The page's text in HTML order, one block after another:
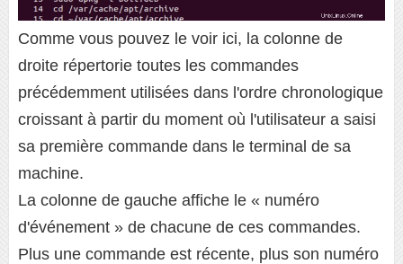
Comme vous pouvez le voir ici, la colonne de
droite répertorie toutes les commandes
précédemment utilisées dans l'ordre chronologique
croissant à partir du moment où l'utilisateur a saisi
sa première commande dans le terminal de sa
machine.
La colonne de gauche affiche le « numéro
d'événement » de chacune de ces commandes.
Plus une commande est récente, plus son numéro